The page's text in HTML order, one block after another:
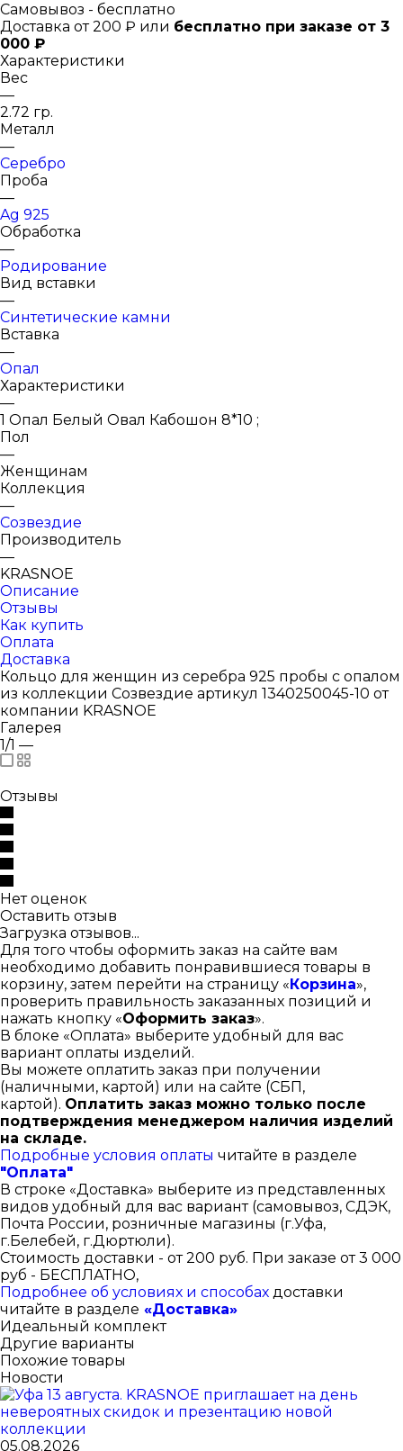
Самовывоз - бесплатно
Доставка от 200 ₽ или бесплатно при заказе от 3
000 ₽
Характеристики
Вес
—
2.72 гр.
Металл
—
Серебро
Проба
—
Ag 925
Обработка
—
Родирование
Вид вставки
—
Синтетические камни
Вставка
—
Опал
Характеристики
—
1 Опал Белый Овал Кабошон 8*10 ;
Пол
—
Женщинам
Коллекция
—
Созвездие
Производитель
—
KRASNOE
Описание
Отзывы
Как купить
Оплата
Доставка
Кольцо для женщин из серебра 925 пробы с опалом
из коллекции Созвездие артикул 1340250045-10 от
компании KRASNOE
Галерея
1/1 —
Отзывы
Нет оценок
Оставить отзыв
Загрузка отзывов...
Для того чтобы оформить заказ на сайте вам
необходимо добавить понравившиеся товары в
корзину, затем перейти на страницу «Корзина»,
проверить правильность заказанных позиций и
нажать кнопку «Оформить заказ».
В блоке «Оплата» выберите удобный для вас
вариант оплаты изделий.
Вы можете оплатить заказ при получении
(наличными, картой) или на сайте (СБП,
картой). Оплатить заказ можно только после
подтверждения менеджером наличия изделий
на складе.
Подробные условия оплаты читайте в разделе
"Оплата"
В строке «Доставка» выберите из представленных
видов удобный для вас вариант (самовывоз, СДЭК,
Почта России, розничные магазины (г.Уфа,
г.Белебей, г.Дюртюли).
Стоимость доставки - от 200 руб. При заказе от 3 000
руб - БЕСПЛАТНО,
Подробнее об условиях и способах доставки
читайте в разделе «Доставка»
Идеальный комплект
Другие варианты
Похожие товары
Новости
05.08.2026